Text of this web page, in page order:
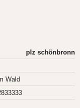
plz schönbronn
Wald